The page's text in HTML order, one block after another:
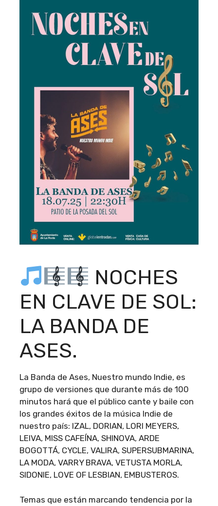
NOCHES
EN CLAVE DE SOL:
LA BANDA DE
ASES.
La Banda de Ases, Nuestro mundo Indie, es
grupo de versiones que durante más de 100
minutos hará que el público cante y baile con
los grandes éxitos de la música Indie de
nuestro país: IZAL, DORIAN, LORI MEYERS,
LEIVA, MISS CAFEÍNA, SHINOVA, ARDE
BOGOTTÁ, CYCLE, VALIRA, SUPERSUBMARINA,
LA MODA, VARRY BRAVA, VETUSTA MORLA,
SIDONIE, LOVE OF LESBIAN, EMBUSTEROS.
Temas que están marcando tendencia por la